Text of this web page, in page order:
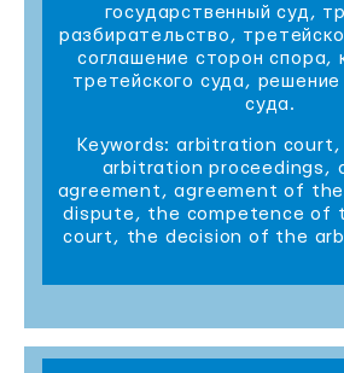
государственный суд,
разбирательство,
соглашение сторон спора,
третейского суда, решение
суда.
Keywords: arbitration
arbitration proceedings,
agreement, agreement of
dispute, the competence of
court, the decision of the